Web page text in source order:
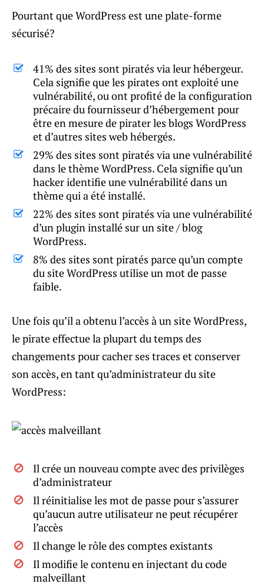
Pourtant que WordPress est une plate-forme
sécurisé?
41% des sites sont piratés via leur hébergeur.
Cela signifie que les pirates ont exploité une
vulnérabilité, ou ont profité de la configuration
précaire du fournisseur d’hébergement pour
être en mesure de pirater les blogs WordPress
et d’autres sites web hébergés.
29% des sites sont piratés via une vulnérabilité
dans le thème WordPress. Cela signifie qu’un
hacker identifie une vulnérabilité dans un
thème qui a été installé.
22% des sites sont piratés via une vulnérabilité
d’un plugin installé sur un site / blog
WordPress.
8% des sites sont piratés parce qu’un compte
du site WordPress utilise un mot de passe
faible.
Une fois qu’il a obtenu l’accès à un site WordPress,
le pirate effectue la plupart du temps des
changements pour cacher ses traces et conserver
son accès, en tant qu’administrateur du site
WordPress:
Il crée un nouveau compte avec des privilèges
d’administrateur
Il réinitialise les mot de passe pour s’assurer
qu’aucun autre utilisateur ne peut récupérer
l’accès
Il change le rôle des comptes existants
Il modifie le contenu en injectant du code
malveillant